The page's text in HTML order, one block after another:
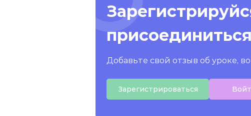
Добавьте свой отзыв об уроке,
Зарегистрироваться